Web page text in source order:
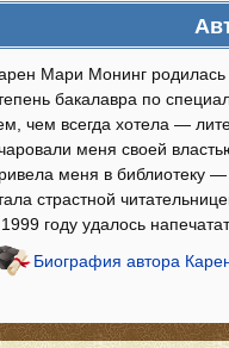
Мари Монинг родилась
бакалавра по
чем всегда хотела —
меня своей
меня в библиотеку
страстной
1999 году удалось
Биография автора